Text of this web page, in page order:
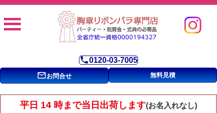
phone0120-03-7005
mail_outlineお問合せ 無料見積
平日 14 時まで当日出荷します(お名入れなし)